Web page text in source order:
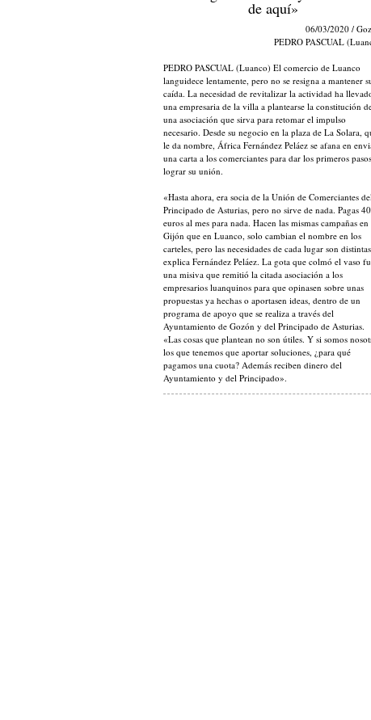
de aquí»
06/03/2020 /
PEDRO PASCUAL
PEDRO PASCUAL (Luanco) El comercio de Luanco
languidece lentamente, pero no se resigna a mantener
caída. La necesidad de revitalizar la actividad ha
una empresaria de la villa a plantearse la constitución
una asociación que sirva para retomar el impulso
necesario. Desde su negocio en la plaza de La Solara,
le da nombre, África Fernández Peláez se afana en
una carta a los comerciantes para dar los primeros
lograr su unión.
«Hasta ahora, era socia de la Unión de Comerciantes
Principado de Asturias, pero no sirve de nada. Pagas 40
euros al mes para nada. Hacen las mismas campañas en
Gijón que en Luanco, solo cambian el nombre en los
carteles, pero las necesidades de cada lugar son
explica Fernández Peláez. La gota que colmó el vaso
una misiva que remitió la citada asociación a los
empresarios luanquinos para que opinasen sobre unas
propuestas ya hechas o aportasen ideas, dentro de un
programa de apoyo que se realiza a través del
Ayuntamiento de Gozón y del Principado de Asturias.
«Las cosas que plantean no son útiles. Y si somos
los que tenemos que aportar soluciones, ¿para qué
pagamos una cuota? Además reciben dinero del
Ayuntamiento y del Principado».